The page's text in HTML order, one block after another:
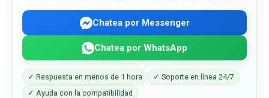
Chatea por Messenger
Chatea por WhatsApp
✓ Respuesta en menos de 1 hora
✓ Soporte en línea 24/7
✓ Ayuda con la compatibilidad